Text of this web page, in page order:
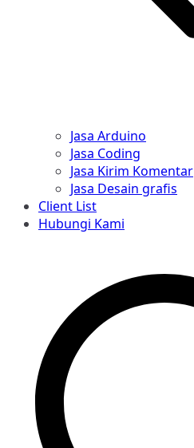
Jasa Arduino
Jasa Coding
Jasa Kirim Komentar
Jasa Desain grafis
Client List
Hubungi Kami